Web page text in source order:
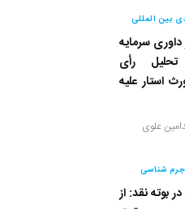
بین المللی
سرمایه
رأی
استار علیه
علوی
شناسی
بوته نقد: از